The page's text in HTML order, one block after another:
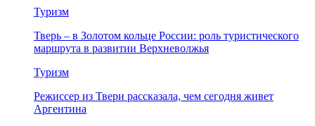
Туризм
Тверь – в Золотом кольце России: роль туристического
маршрута в развитии Верхневолжья
Туризм
Режиссер из Твери рассказала, чем сегодня живет
Аргентина